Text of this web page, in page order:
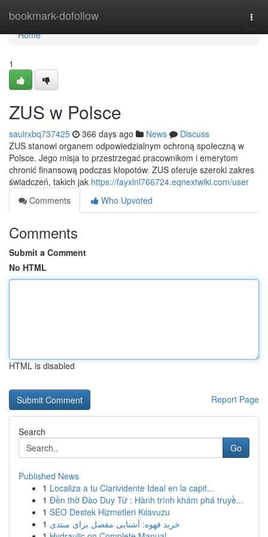
bookmark-dofollow
Home
Home
1
ZUS w Polsce
saulrxbq737425 366 days ago News
Discuss
ZUS stanowi organem odpowiedzialnym ochroną społeczną w
Polsce. Jego misja to przestrzegać pracownikom i emerytom
chronić finansową podczas kłopotów. ZUS oferuje szeroki zakres
świadczeń, takich jak https://fayxlnl766724.eqnextwiki.com/user
Comments
Who Upvoted
Comments
Submit a Comment
No HTML
HTML is disabled
Report Page
Search
Go
Published News
1 Localiza a tu Clarividente Ideal en la capit...
1 Đền thờ Đào Duy Từ : Hành trình khám phá truyề...
1 SEO Destek Hizmetleri Kılavuzu
1 خرید قهوه: آشنایی مفصل برای مبتدی